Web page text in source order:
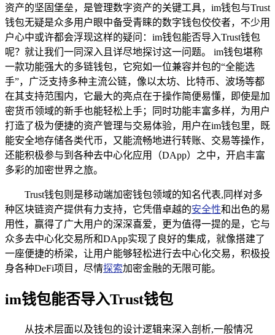
资产的坚固堡垒，是管理数字资产的关键工具，im钱包与Trust
钱包无疑是众多用户眼中备受青睐的数字钱包佼佼者，不少用
户心中或许都会浮现这样的疑问：im钱包能否导入Trust钱包
呢？就让我们一同深入且详尽地探讨这一问题。 im钱包堪称
一款功能强大的多链钱包，它宛如一位兼容并包的“全能选
手”，广泛支持多种主流公链，像以太坊、比特币、波场等都
在其支持范围内，它最大的亮点在于操作简便易懂，即使是加
密货币领域的新手也能轻松上手；同时功能丰富多样，为用户
打造了极为便捷的资产管理与交易体验，用户在im钱包里，既
能安全地存储各类代币，又能流畅地进行转账、交易等操作，
还能积极参与到各种去中心化应用（DApp）之中，开启丰富
多彩的加密世界之旅。
Trust钱包则是移动端加密钱包领域的知名代表,同样对多
种区块链资产提供有力支持，它凭借卓越的安全性和出色的易
用性，赢得了广大用户的深深喜爱，更为值得一提的是，它与
众多去中心化交易所和DApp实现了良好的集成，就像搭建了
一座便捷的桥梁，让用户能够轻松进行去中心化交易，积极投
身各种DeFi项目，尽情探索加密金融的无限可能。
im钱包能否导入Trust钱包
从技术层面以及钱包的设计逻辑来深入剖析,一般情况